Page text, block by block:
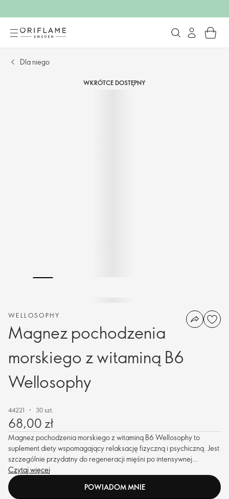
Dla niego
WKRÓTCE DOSTĘPNY
WELLOSOPHY
Magnez pochodzenia
morskiego z witaminą B6
Wellosophy
44221 30 szt.
68,00 zł
Magnez pochodzenia morskiego z witaminą B6 Wellosophy to
suplement diety wspomagający relaksację fizyczną i psychiczną. Jest
szczególnie przydatny do regeneracji mięśni po intensywnej
aktywności fizycznej lub jeśli masz dużo na głowie i trudno Ci się
odprężyć psychicznie.
Czytaj więcej
POWIADOM MNIE